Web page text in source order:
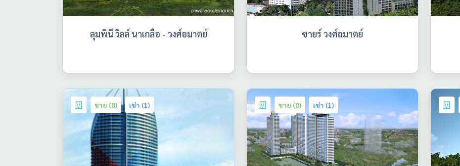
ลุมพินี วิลล์ นาเกลือ - วงศ์อมาตย์ ซายร์ วงศ์อมาตย์
ขาย (0) เช่า (1) ขาย (0) เช่า (1)